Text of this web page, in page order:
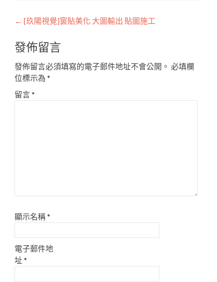
Post
navigation
← [玖陽視覺]窗貼美化 大圖輸出 貼圖施工
發佈留言
發佈留言必須填寫的電子郵件地址不會公開。 必填欄
位標示為 *
留言*
顯示名稱*
電子郵件地
址*